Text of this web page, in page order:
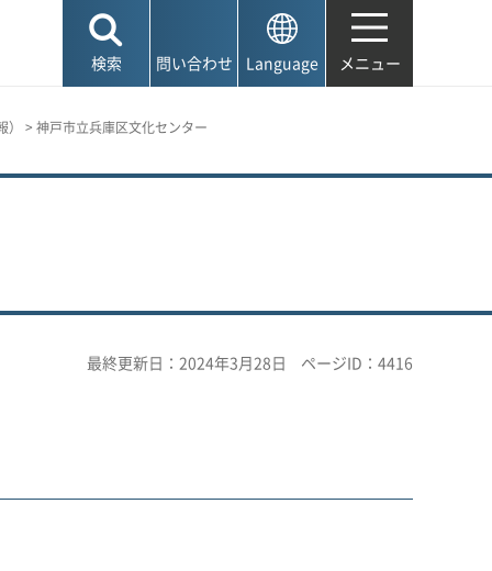
検索 問い合わせ Language メニュー
> 神戸市立兵庫区文化センター
最終更新日：2024年3月28日 ページID：4416